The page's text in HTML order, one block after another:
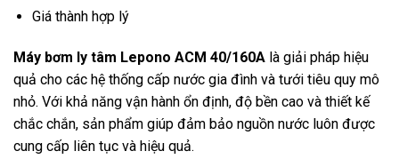
Giá thành hợp lý
Máy bơm ly tâm Lepono ACM 40/160A là giải pháp hiệu
quả cho các hệ thống cấp nước gia đình và tưới tiêu quy mô
nhỏ. Với khả năng vận hành ổn định, độ bền cao và thiết kế
chắc chắn, sản phẩm giúp đảm bảo nguồn nước luôn được
cung cấp liên tục và hiệu quả.